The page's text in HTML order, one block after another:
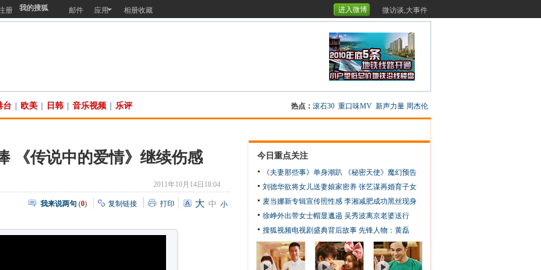
册 我的搜狐 邮件 应用 相册收藏 进入微博 微访谈,大事件
台 欧美 日韩 音乐视频 乐评 热点： 滚石30 重口味MV 新声力量 周杰伦
《传说中的爱情》继续伤感
2011年10月14日18:04
我来说两句 (0) 复制链接 打印 大 中 小
今日重点关注
《夫妻那些事》单身潮趴
《秘密天使》魔幻预告
刘德华欲将女儿送妻娘家密养 张艺谋再婚育子女
麦当娜新专辑宣传照性感 李湘减肥成功黑丝现身
徐峥外出带女士帽显邋遢 吴秀波离京老婆送行
搜狐视频电视剧盛典背后故事 先锋人物：黄磊